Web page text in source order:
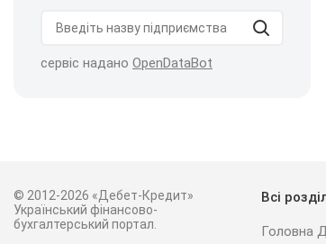
сервіс надано OpenDataBot
© 2012-2026 «Дебет-Кредит»
Український фінансово-
бухгалтерський портал.
Всі
Головна